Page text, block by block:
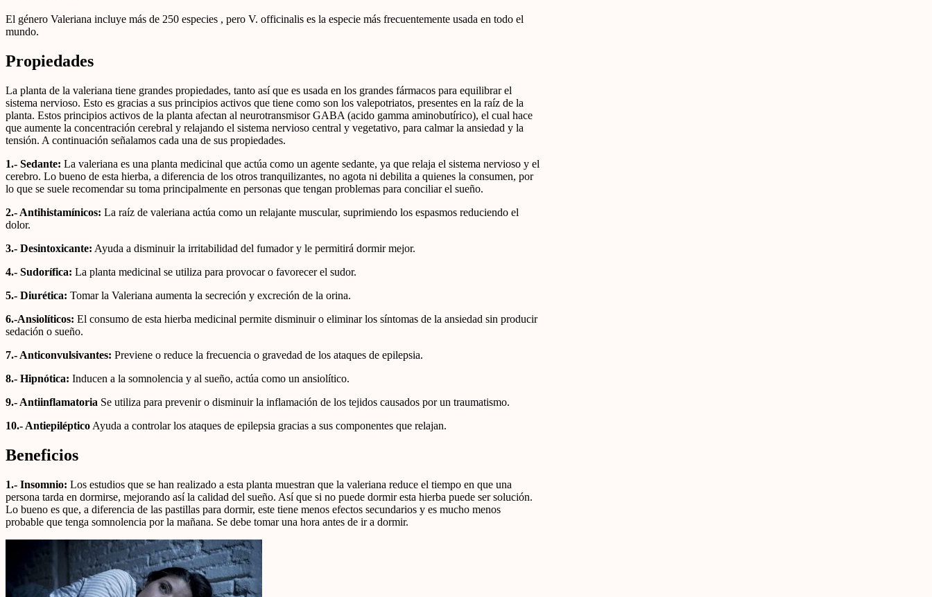
El género Valeriana incluye más de 250 especies , pero V. officinalis es la especie más frecuentemente usada en todo el
mundo.
Propiedades
La planta de la valeriana tiene grandes propiedades, tanto así que es usada en los grandes fármacos para equilibrar el
sistema nervioso. Esto es gracias a sus principios activos que tiene como son los valepotriatos, presentes en la raíz de la
planta. Estos principios activos de la planta afectan al neurotransmisor GABA (acido gamma aminobutírico), el cual hace
que aumente la concentración cerebral y relajando el sistema nervioso central y vegetativo, para calmar la ansiedad y la
tensión. A continuación señalamos cada una de sus propiedades.
1.- Sedante: La valeriana es una planta medicinal que actúa como un agente sedante, ya que relaja el sistema nervioso y el
cerebro. Lo bueno de esta hierba, a diferencia de los otros tranquilizantes, no agota ni debilita a quienes la consumen, por
lo que se suele recomendar su toma principalmente en personas que tengan problemas para conciliar el sueño.
2.- Antihistamínicos: La raíz de valeriana actúa como un relajante muscular, suprimiendo los espasmos reduciendo el
dolor.
3.- Desintoxicante: Ayuda a disminuir la irritabilidad del fumador y le permitirá dormir mejor.
4.- Sudorífica: La planta medicinal se utiliza para provocar o favorecer el sudor.
5.- Diurética: Tomar la Valeriana aumenta la secreción y excreción de la orina.
6.-Ansiolíticos: El consumo de esta hierba medicinal permite disminuir o eliminar los síntomas de la ansiedad sin producir
sedación o sueño.
7.- Anticonvulsivantes: Previene o reduce la frecuencia o gravedad de los ataques de epilepsia.
8.- Hipnótica: Inducen a la somnolencia y al sueño, actúa como un ansiolítico.
9.- Antiinflamatoria Se utiliza para prevenir o disminuir la inflamación de los tejidos causados por un traumatismo.
10.- Antiepiléptico Ayuda a controlar los ataques de epilepsia gracias a sus componentes que relajan.
Beneficios
1.- Insomnio: Los estudios que se han realizado a esta planta muestran que la valeriana reduce el tiempo en que una
persona tarda en dormirse, mejorando así la calidad del sueño. Así que si no puede dormir esta hierba puede ser solución.
Lo bueno es que, a diferencia de las pastillas para dormir, este tiene menos efectos secundarios y es mucho menos
probable que tenga somnolencia por la mañana. Se debe tomar una hora antes de ir a dormir.